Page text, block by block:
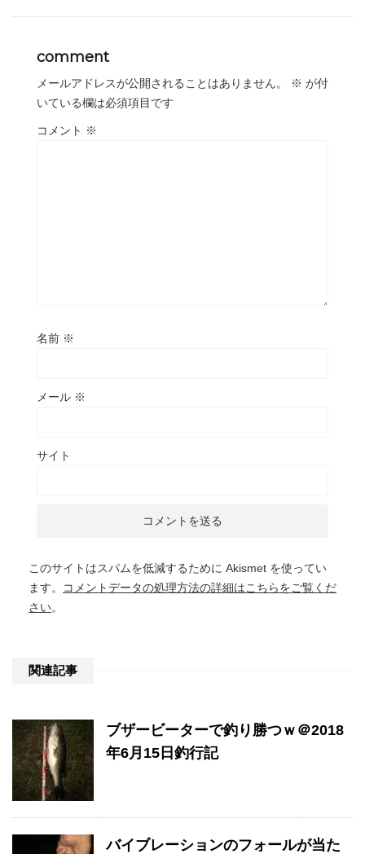
comment
メールアドレスが公開されることはありません。 ※ が付
いている欄は必須項目です
コメント ※
名前 ※
メール ※
サイト
このサイトはスパムを低減するために Akismet を使ってい
ます。
コメントデータの処理方法の詳細はこちらをご覧くだ
さい。
関連記事
ブザービーターで釣り勝つｗ＠2018
年6月15日釣行記
バイブレーションのフォールが当た